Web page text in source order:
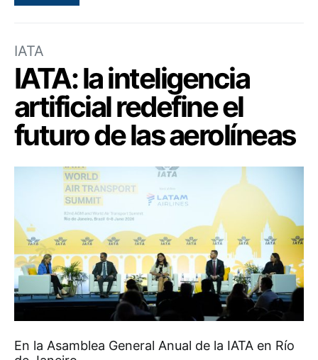
IATA
IATA: la inteligencia
artificial redefine el
futuro de las aerolíneas
En la Asamblea General Anual de la IATA en Río